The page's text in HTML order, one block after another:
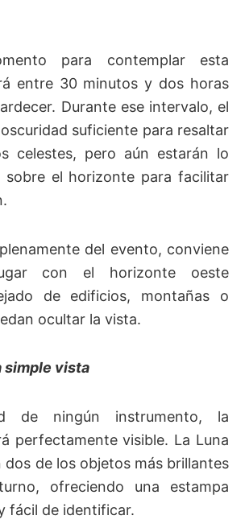
para contemplar esta
entre 30 minutos y dos horas
Durante ese intervalo, el
suficiente para resaltar
celestes, pero aún estarán lo
sobre el horizonte para facilitar
del evento, conviene
con el horizonte oeste
de edificios, montañas o
ocultar la vista.
simple vista
de ningún instrumento, la
perfectamente visible. La Luna
dos de los objetos más brillantes
ofreciendo una estampa
fácil de identificar.